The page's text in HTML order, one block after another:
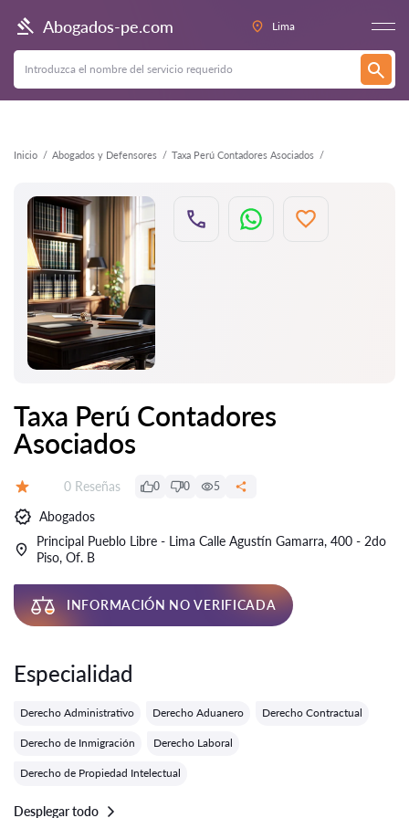
Abogados-pe.com Lima
Inicio Abogados y Defensores Taxa Perú Contadores Asociados
Atrás
Taxa Perú Contadores
Asociados
Número de reseñas:
0 Reseñas 0 0 5
Abogados
Principal Pueblo Libre - Lima Calle Agustín Gamarra, 400 - 2do
Piso, Of. B
INFORMACIÓN NO VERIFICADA
Especialidad
Derecho Administrativo Derecho Aduanero Derecho Contractual
Derecho de Inmigración Derecho Laboral
Derecho de Propiedad Intelectual
Desplegar todo